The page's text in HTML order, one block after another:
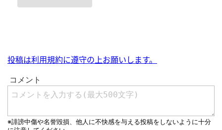
投稿は利用規約に遵守の上お願いします。